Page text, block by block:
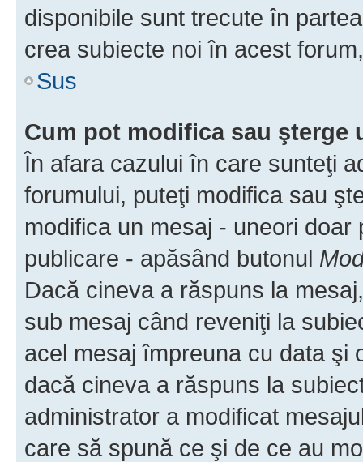
disponibile sunt trecute în
crea subiecte noi în acest
Sus
Cum pot modifica sau şterge
În afara cazului în care sunteţi
forumului, puteţi modifica sau
modifica un mesaj - uneori
publicare - apăsând butonul
Dacă cineva a răspuns la
sub mesaj când reveniţi la
acel mesaj împreuna cu data şi
dacă cineva a răspuns la
administrator a modificat
care să spună ce şi de ce au